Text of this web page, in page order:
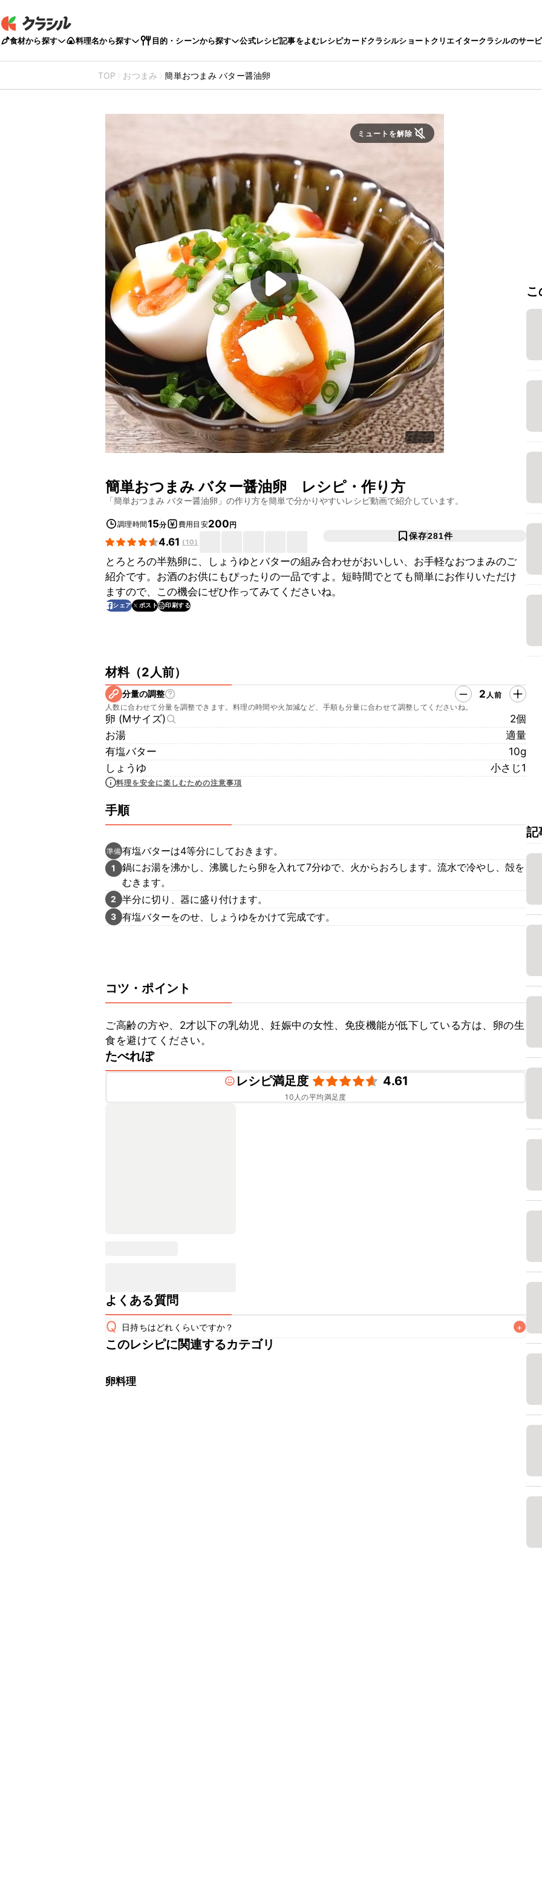
食材から探す 料理名から探す 目的・シーンから探す 公式レシピ記事をよむレシピカードクラシルショートクリエイタークラシルのサー
TOP おつまみ 簡単おつまみ バター醤油卵
ミュートを解除
簡単おつまみ バター醤油卵 レシピ・作り方
「簡単おつまみ バター醤油卵 」の作り方を簡単で分かりやすいレシピ動画で紹介しています。
調理時間15分 費用目安200円
4.61 (10)
保存281件
とろとろの半熟卵に、しょうゆとバターの組み合わせがおいしい、お手軽なおつまみのご
紹介です。お酒のお供にもぴったりの一品ですよ。短時間でとても簡単にお作りいただけ
ますので、この機会にぜひ作ってみてくださいね。
シェア ポスト 印刷する
材料（2人前）
分量の調整 2 人前
人数に合わせて分量を調整できます。料理の時間や火加減など、手順も分量に合わせて調整してくださいね。
卵 (Mサイズ)
2個
お湯
適量
有塩バター
10g
しょうゆ
小さじ1
料理を安全に楽しむための注意事項
手順
準備有塩バターは4等分にしておきます。
1
鍋にお湯を沸かし、沸騰したら卵を入れて7分ゆで、火からおろします。流水で冷やし、殻を
むきます。
2 半分に切り、器に盛り付けます。
3 有塩バターをのせ、しょうゆをかけて完成です。
コツ・ポイント
ご高齢の方や、2才以下の乳幼児、妊娠中の女性、免疫機能が低下している方は、卵の生
食を避けてください。
たべれぽ
レシピ満足度
4.61
10 人の平均満足度
よくある質問
Q 日持ちはどれくらいですか？ +
保存期間は冷蔵で当日中が目安です。なるべくお早めにお召し上がりください。
※日持ちは目安です。
このレシピに関連するカテゴリ
卵料理
記